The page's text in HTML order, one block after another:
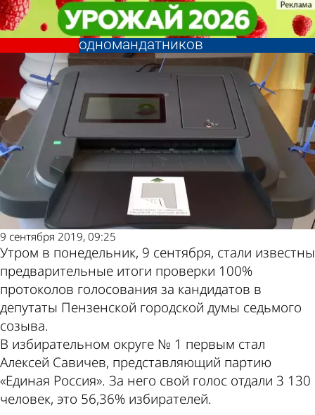
В Пензенскую гордуму войдут
девять коммунистов-
одномандатников
Политика
9 сентября 2019, 09:25
Утром в понедельник, 9 сентября, стали известны
предварительные итоги проверки 100%
протоколов голосования за кандидатов в
депутаты Пензенской городской думы седьмого
созыва.
В избирательном округе № 1 первым стал
Алексей Савичев, представляющий партию
«Единая Россия». За него свой голос отдали 3 130
человек, это 56,36% избирателей.
В Пензенскую гордуму войдут
девять коммунистов-
одномандатников
Политика
Другие
новости по
теме
Погода и
курсы валют в
Пензе